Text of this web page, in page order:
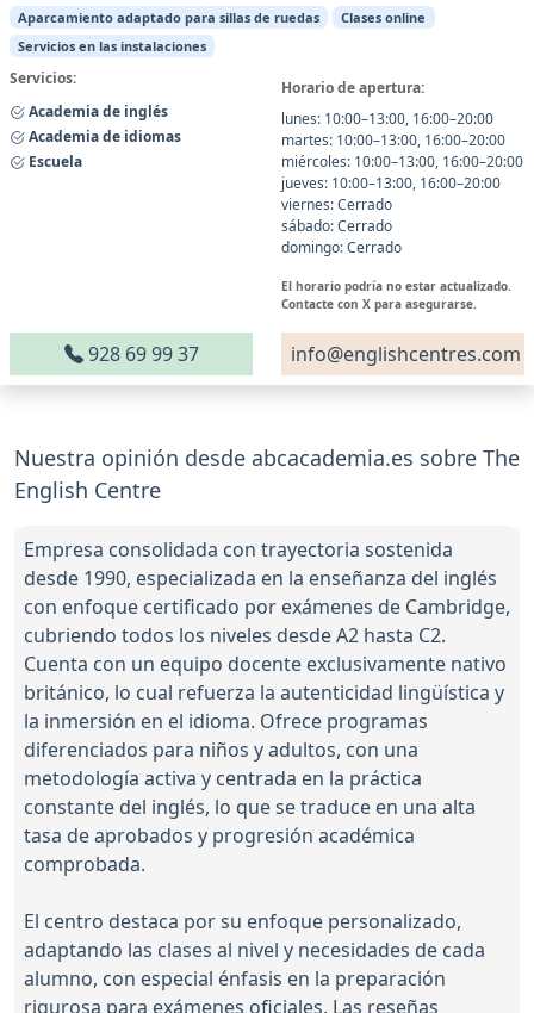
Aparcamiento adaptado para sillas de ruedas
Clases online
Servicios en las instalaciones
Servicios:
Academia de inglés
Academia de idiomas
Escuela
Horario de apertura:
lunes: 10:00–13:00, 16:00–20:00
martes: 10:00–13:00, 16:00–20:00
miércoles: 10:00–13:00, 16:00–20:00
jueves: 10:00–13:00, 16:00–20:00
viernes: Cerrado
sábado: Cerrado
domingo: Cerrado
El horario podría no estar actualizado.
Contacte con X para asegurarse.
928 69 99 37 info@englishcentres.com
Nuestra opinión desde abcacademia.es sobre The
English Centre
Empresa consolidada con trayectoria sostenida
desde 1990, especializada en la enseñanza del inglés
con enfoque certificado por exámenes de Cambridge,
cubriendo todos los niveles desde A2 hasta C2.
Cuenta con un equipo docente exclusivamente nativo
británico, lo cual refuerza la autenticidad lingüística y
la inmersión en el idioma. Ofrece programas
diferenciados para niños y adultos, con una
metodología activa y centrada en la práctica
constante del inglés, lo que se traduce en una alta
tasa de aprobados y progresión académica
comprobada.
El centro destaca por su enfoque personalizado,
adaptando las clases al nivel y necesidades de cada
alumno, con especial énfasis en la preparación
rigurosa para exámenes oficiales. Las reseñas